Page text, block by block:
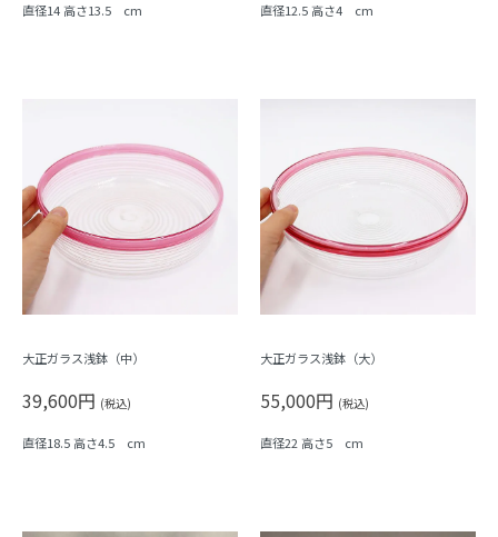
直径14 高さ13.5 cm 直径12.5 高さ4 cm
大正ガラス浅鉢（中）
39,600円 (税込)
直径18.5 高さ4.5 cm
大正ガラス浅鉢（大）
55,000円 (税込)
直径22 高さ5 cm